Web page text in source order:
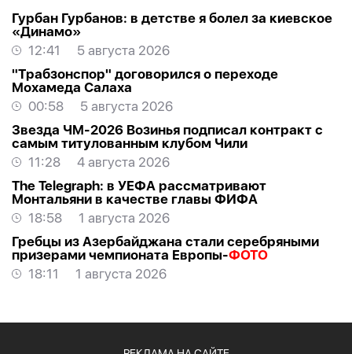
Гурбан Гурбанов: в детстве я болел за киевское
«Динамо»
12:41
5 августа 2026
"Трабзонспор" договорился о переходе
Мохамеда Салаха
00:58
5 августа 2026
Звезда ЧМ-2026 Возинья подписал контракт с
самым титулованным клубом Чили
11:28
4 августа 2026
The Telegraph: в УЕФА рассматривают
Монтальяни в качестве главы ФИФА
18:58
1 августа 2026
Гребцы из Азербайджана стали серебряными
призерами чемпионата Европы-ФОТО
18:11
1 августа 2026